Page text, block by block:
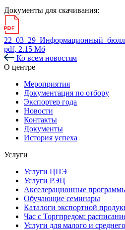
Документы для скачивания:
pdf, 2.15 Мб
Ко всем новостям
О центре
Мероприятия
Документация по отбору
Экспортер года
Новости
Контакты
Документы
История успеха
Услуги
Услуги ЦПЭ
Услуги РЭЦ
Акселерационные
Обучающие семинары
Каталоги экспортной
Час с Торгпредом:
Услуги для малого и